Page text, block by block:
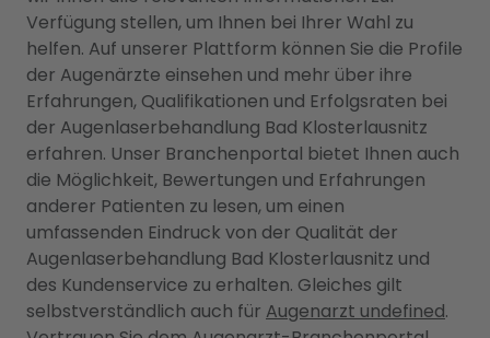
Verfügung stellen, um Ihnen bei Ihrer Wahl zu
helfen. Auf unserer Plattform können Sie die Profile
der Augenärzte einsehen und mehr über ihre
Erfahrungen, Qualifikationen und Erfolgsraten bei
der Augenlaserbehandlung Bad Klosterlausnitz
erfahren. Unser Branchenportal bietet Ihnen auch
die Möglichkeit, Bewertungen und Erfahrungen
anderer Patienten zu lesen, um einen
umfassenden Eindruck von der Qualität der
Augenlaserbehandlung Bad Klosterlausnitz und
des Kundenservice zu erhalten. Gleiches gilt
selbstverständlich auch für Augenarzt undefined.